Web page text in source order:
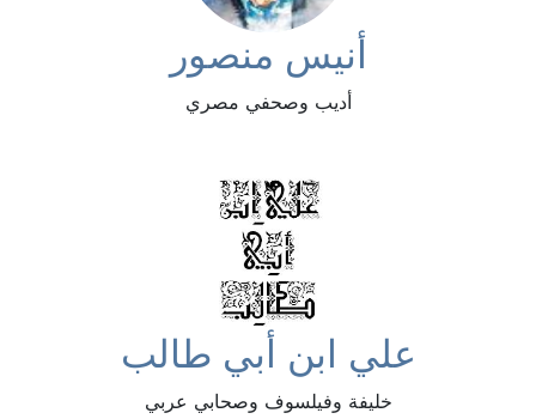
أنيس منصور
أديب وصحفي مصري
علي ابن أبي طالب
خليفة وفيلسوف وصحابي عربي